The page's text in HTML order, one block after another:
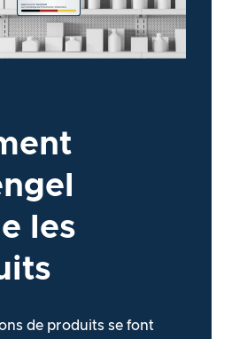
les
de produits se font